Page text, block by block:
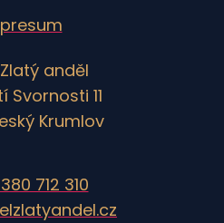
anděl
Svornosti 11
Krumlov
712 310